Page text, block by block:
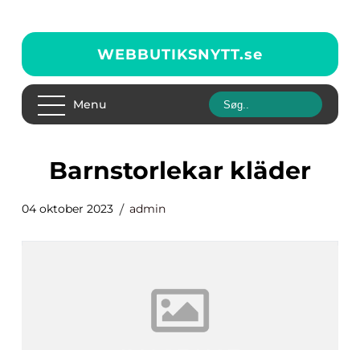
WEBBUTIKSNYTT.se
Menu
barnstorlekar kläder
04 oktober 2023 admin